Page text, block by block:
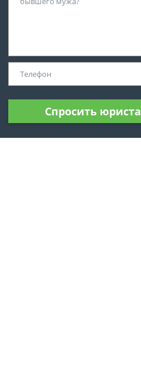
Спросить юриста